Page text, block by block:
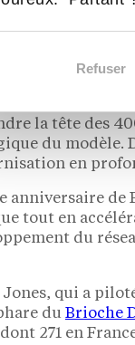
Refuser
à
de Paris,
la tête des
du modèle.
en
anniversaire
tout en
du
qui a
du Brioche
271 en